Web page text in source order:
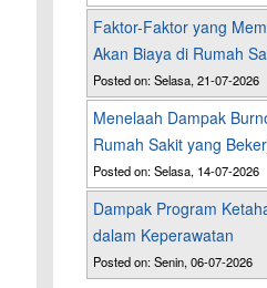
Faktor-Faktor yang
Akan Biaya di Rumah
Posted on: Selasa, 21-07-2026
Menelaah Dampak
Rumah Sakit yang
Posted on: Selasa, 14-07-2026
Dampak Program
dalam Keperawatan
Posted on: Senin, 06-07-2026